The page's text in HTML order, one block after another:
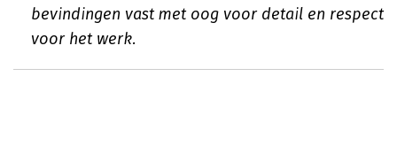
bevindingen vast met oog voor detail en respect
voor het werk.